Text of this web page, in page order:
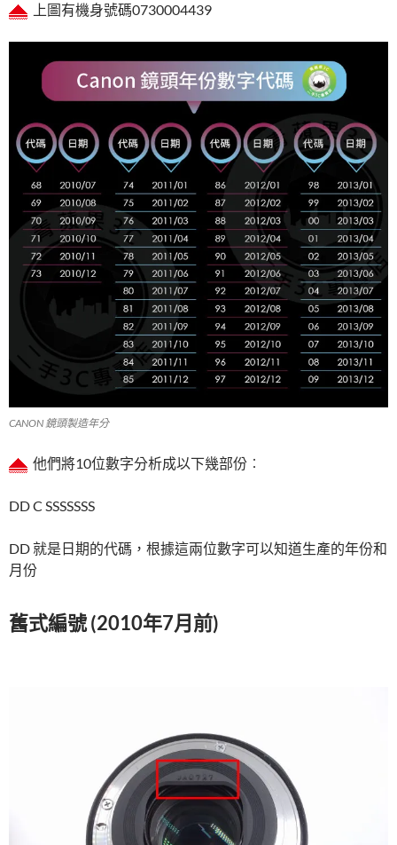
上圖有機身號碼0730004439
CANON 鏡頭製造年分
他們將10位數字分析成以下幾部份︰
DD C SSSSSSS
DD 就是日期的代碼，根據這兩位數字可以知道生產的年份和
月份
舊式編號 (2010年7月前)